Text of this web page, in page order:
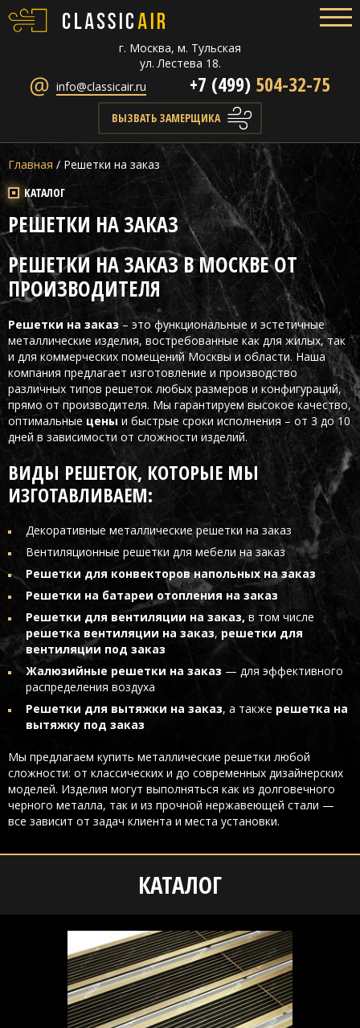
г. Москва, м. Тульская
ул. Лестева 18.
info@classicair.ru
+7 (499) 504-32-75
ВЫЗВАТЬ ЗАМЕРЩИКА
Главная / Решетки на заказ
КАТАЛОГ
РЕШЕТКИ НА ЗАКАЗ
РЕШЕТКИ НА ЗАКАЗ В МОСКВЕ ОТ
ПРОИЗВОДИТЕЛЯ
Решетки на заказ– это функциональные и эстетичные
металлические изделия, востребованные как для жилых, так
и для коммерческих помещений Москвы и области. Наша
компания предлагает изготовление и производство
различных типов решеток любых размеров и конфигураций,
прямо от производителя. Мы гарантируем высокое качество,
оптимальные цены и быстрые сроки исполнения – от 3 до 10
дней в зависимости от сложности изделий.
ВИДЫ РЕШЕТОК, КОТОРЫЕ МЫ
ИЗГОТАВЛИВАЕМ:
Декоративные металлические решетки на заказ
Вентиляционные решетки для мебели на заказ
Решетки для конвекторов напольных на заказ
Решетки на батареи отопления на заказ
Решетки для вентиляции на заказ, в том числе
решетка вентиляции на заказ, решетки для
вентиляции под заказ
Жалюзийные решетки на заказ — для эффективного
распределения воздуха
Решетки для вытяжки на заказ, а также решетка на
вытяжку под заказ
Мы предлагаем купить металлические решетки любой
сложности: от классических и до современных дизайнерских
моделей. Изделия могут выполняться как из долговечного
черного металла, так и из прочной нержавеющей стали —
все зависит от задач клиента и места установки.
КАТАЛОГ